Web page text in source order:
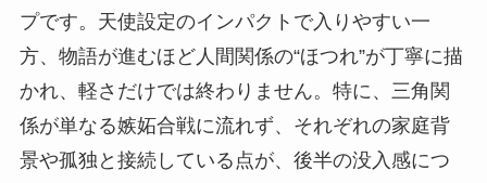
プです。天使設定のインパクトで入りやすい一
方、物語が進むほど人間関係の“ほつれ”が丁寧に描
かれ、軽さだけでは終わりません。特に、三角関
係が単なる嫉妬合戦に流れず、それぞれの家庭背
景や孤独と接続している点が、後半の没入感につ